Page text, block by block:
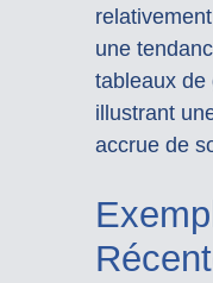
une
tableaux de
illustrant
accrue de